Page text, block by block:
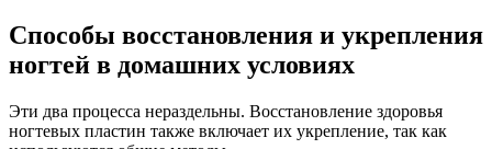
Способы восстановления и укрепления
ногтей в домашних условиях
Эти два процесса нераздельны. Восстановление здоровья
ногтевых пластин также включает их укрепление, так как